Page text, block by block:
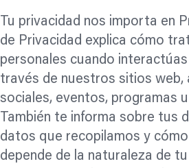
Tu privacidad nos importa en
de Privacidad explica cómo
personales cuando
través de nuestros sitios web,
sociales, eventos, programas
También te informa sobre tus
datos que recopilamos y
depende de la naturaleza de